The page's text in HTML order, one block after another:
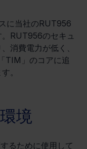
に当社のRUT956
RUT956のセキュ
消費電力が低く、
TIM」のコアに追
。
境
るために使用して